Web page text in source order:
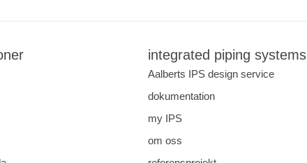
integrated piping systems
Aalberts IPS design service
dokumentation
my IPS
om oss